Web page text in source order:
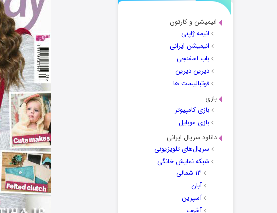
انیمیشن و کارتون
انیمه ژاپنی
انیمیشن ایرانی
باب اسفنجی
دیرین دیرین
فوتبالیست ها
بازی
بازی کامپیوتر
بازی موبایل
دانلود سریال ایرانی
سریال‌های تلویزیونی
شبکه نمایش خانگی
۱۳ شمالی
آبان
آسپرین
آشوب